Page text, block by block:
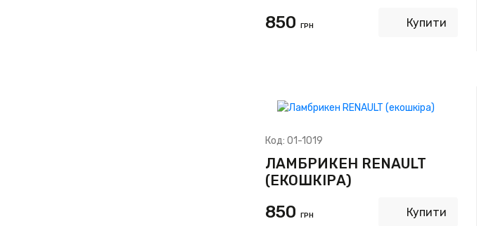
850 ГРН Купити
Код: 01-1019
ЛАМБРИКЕН RENAULT
(ЕКОШКІРА)
850 ГРН Купити